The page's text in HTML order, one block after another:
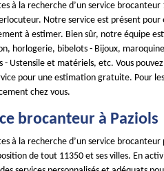
à la recherche d’un service
Notre service est présent pour
à estimer. Bien sûr, notre équipe
horlogerie, bibelots - Bijoux,
- Ustensile et matériels, etc. Vous
pour une estimation gratuite. Pour
chez vous.
brocanteur à Paziols
à la recherche d’un service
de tout 11350 et ses villes. En